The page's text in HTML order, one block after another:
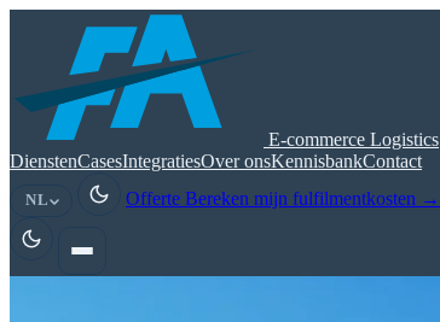
E-commerce Logistics
DienstenCasesIntegratiesOver onsKennisbankContact
NL Offerte Bereken mijn fulfilmentkosten →